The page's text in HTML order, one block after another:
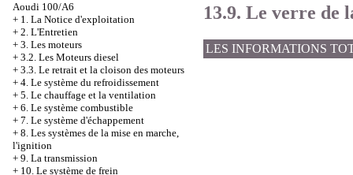
Aoudi 100/A6
+ 1. La Notice d'exploitation
+ 2. L'Entretien
+ 3. Les moteurs
+ 3.2. Les Moteurs diesel
+ 3.3. Le retrait et la cloison des moteurs
+ 4. Le système du refroidissement
+ 5. Le chauffage et la ventilation
+ 6. Le système combustible
+ 7. Le système d'échappement
+ 8. Les systèmes de la mise en marche,
l'ignition
+ 9. La transmission
+ 10. Le système de frein
13.9. Le verre de
LES INFORMATIONS